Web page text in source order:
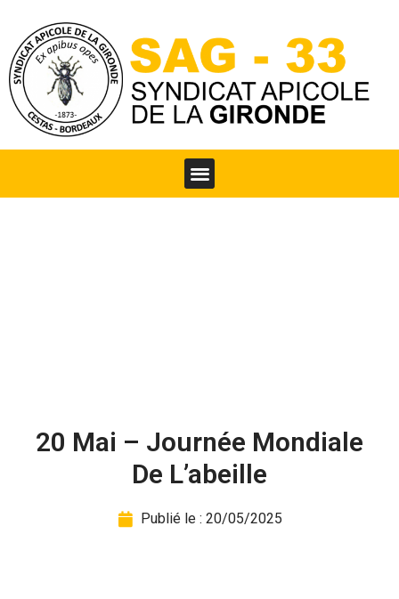
20 Mai – Journée Mondiale
De L’abeille
Publié le : 20/05/2025